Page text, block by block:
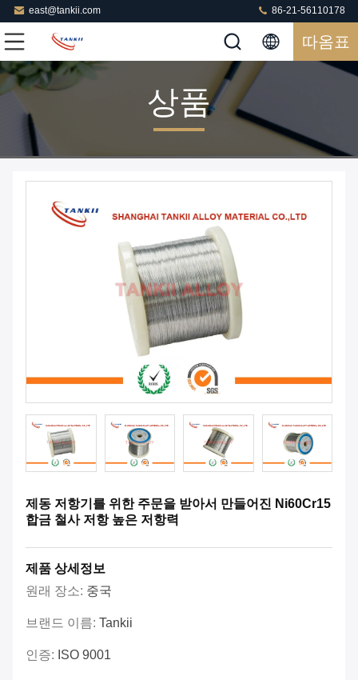
east@tankii.com 86-21-56110178
따옴표
상품
제동 저항기를 위한 주문을 받아서 만들어진 Ni60Cr15
합금 철사 저항 높은 저항력
제품 상세정보
원래 장소: 중국
브랜드 이름: Tankii
인증: ISO 9001